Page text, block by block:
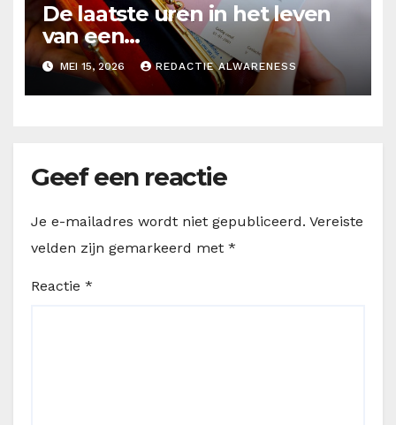
De laatste uren in het leven
van een
orgaandonor/Zwartboek over
orgaandonatie
MEI 15, 2026 REDACTIE ALWARENESS
Geef een reactie
Je e-mailadres wordt niet gepubliceerd. Vereiste
velden zijn gemarkeerd met *
Reactie *